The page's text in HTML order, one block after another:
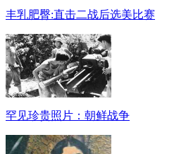
丰乳肥臀:直击二战后选美比赛
罕见珍贵照片：朝鲜战争